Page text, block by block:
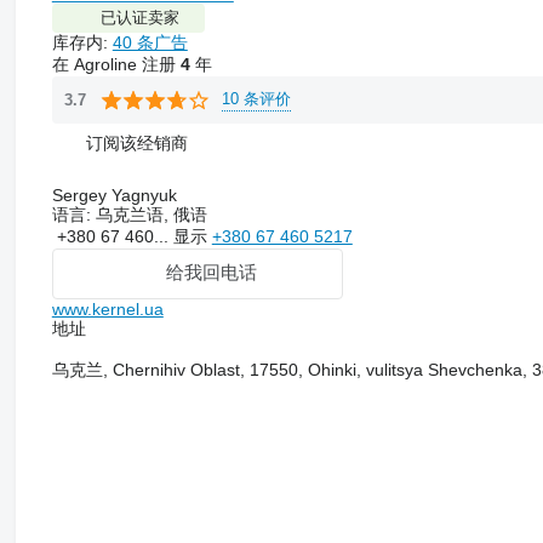
已认证卖家
库存内: 40 条广告
在 Agroline 注册 4年
3.7 10 条评价
订阅该经销商
Sergey Yagnyuk
语言: 乌克兰语, 俄语
+380 67 460... 显示 +380 67 460 5217
给我回电话
www.kernel.ua
地址
乌克兰, Chernihiv Oblast, 17550, Ohinki, vulitsya Shevchenka,